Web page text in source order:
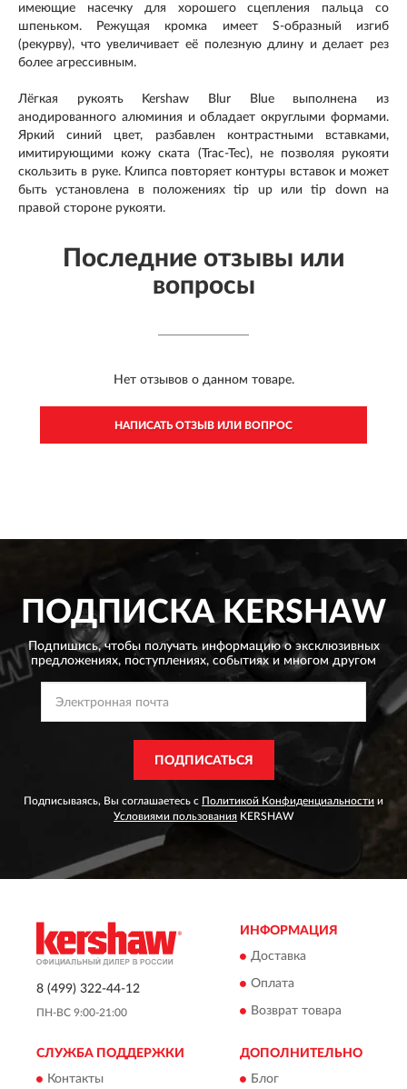
имеющие насечку для хорошего сцепления пальца со
шпеньком. Режущая кромка имеет S-образный изгиб
(рекурву), что увеличивает её полезную длину и делает рез
более агрессивным.
Лёгкая рукоять Kershaw Blur Blue выполнена из
анодированного алюминия и обладает округлыми формами.
Яркий синий цвет, разбавлен контрастными вставками,
имитирующими кожу ската (Trac-Tec), не позволяя рукояти
скользить в руке. Клипса повторяет контуры вставок и может
быть установлена в положениях tip up или tip down на
правой стороне рукояти.
Последние отзывы или
вопросы
Нет отзывов о данном товаре.
НАПИСАТЬ ОТЗЫВ ИЛИ ВОПРОС
ПОДПИСКАKERSHAW
Подпишись, чтобы получать информацию о эксклюзивных
предложениях, поступлениях, событиях и многом другом
ПОДПИСАТЬСЯ
Подписываясь, Вы соглашаетесь с Политикой Конфиденциальности и
Условиями пользования KERSHAW
8 (499) 322-44-12
ПН-ВС 9:00-21:00
ИНФОРМАЦИЯ
Доставка
Оплата
Возврат товара
СЛУЖБА ПОДДЕРЖКИ
Контакты
ДОПОЛНИТЕЛЬНО
Блог